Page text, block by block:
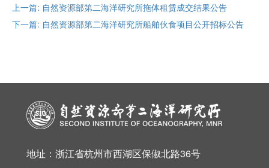
上一篇: 自然资源部第二海洋研究所拖体租赁成交结果公告
下一篇: 自然资源部第二海洋研究所船舶伙食项目公开招标公告
地址：浙江省杭州市西湖区保俶北路36号